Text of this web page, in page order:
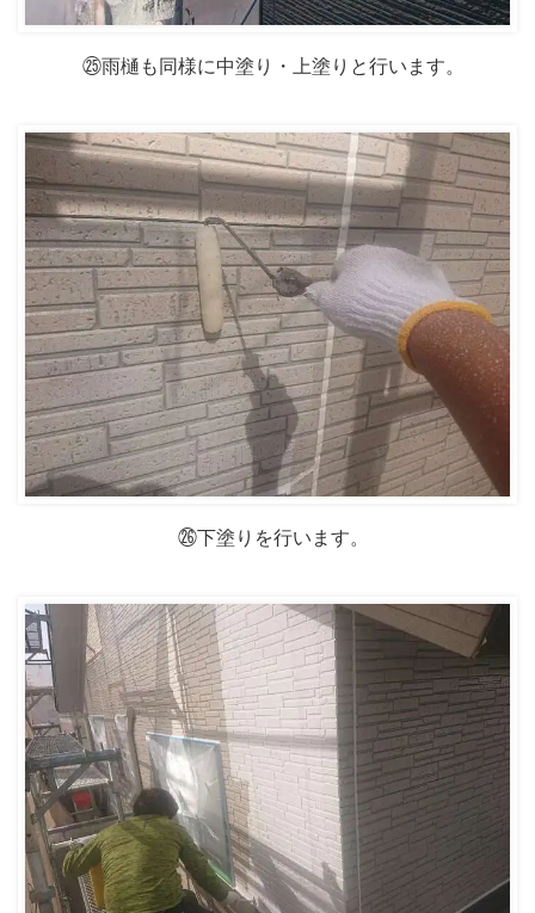
㉕雨樋も同様に中塗り・上塗りと行います。
㉖下塗りを行います。